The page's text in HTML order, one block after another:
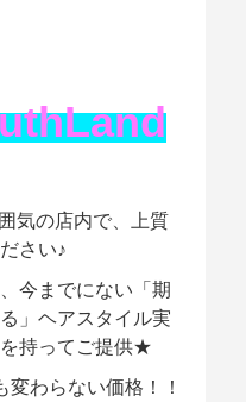
気の店内で、上質
ださい♪
今までにない「期
」ヘアスタイル実
持ってご提供★
わらない価格！！